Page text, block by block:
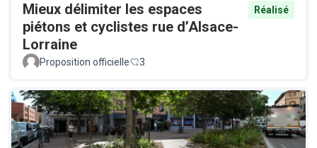
Mieux délimiter les espaces
piétons et cyclistes rue d’Alsace-
Lorraine
Réalisé
Proposition officielle 3